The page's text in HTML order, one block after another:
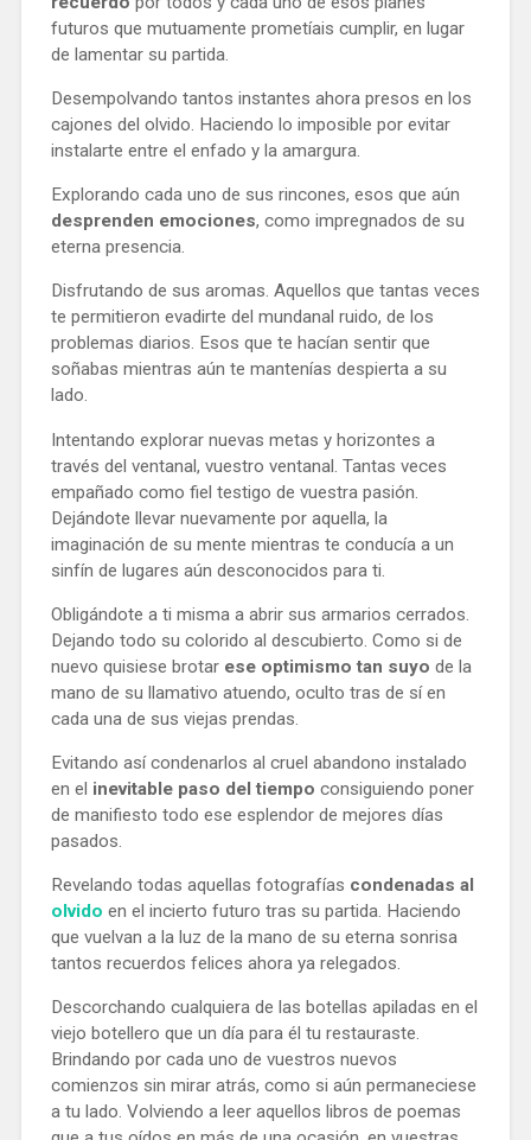
futuros que mutuamente prometíais cumplir, en lugar
de lamentar su partida.
Desempolvando tantos instantes ahora presos en los
cajones del olvido. Haciendo lo imposible por evitar
instalarte entre el enfado y la amargura.
Explorando cada uno de sus rincones, esos que aún
desprenden emociones, como impregnados de su
eterna presencia.
Disfrutando de sus aromas. Aquellos que tantas veces
te permitieron evadirte del mundanal ruido, de los
problemas diarios. Esos que te hacían sentir que
soñabas mientras aún te mantenías despierta a su
lado.
Intentando explorar nuevas metas y horizontes a
través del ventanal, vuestro ventanal. Tantas veces
empañado como fiel testigo de vuestra pasión.
Dejándote llevar nuevamente por aquella, la
imaginación de su mente mientras te conducía a un
sinfín de lugares aún desconocidos para ti.
Obligándote a ti misma a abrir sus armarios cerrados.
Dejando todo su colorido al descubierto. Como si de
nuevo quisiese brotar ese optimismo tan suyo de la
mano de su llamativo atuendo, oculto tras de sí en
cada una de sus viejas prendas.
Evitando así condenarlos al cruel abandono instalado
en el inevitable paso del tiempo consiguiendo poner
de manifiesto todo ese esplendor de mejores días
pasados.
Revelando todas aquellas fotografías condenadas al
olvido en el incierto futuro tras su partida. Haciendo
que vuelvan a la luz de la mano de su eterna sonrisa
tantos recuerdos felices ahora ya relegados.
Descorchando cualquiera de las botellas apiladas en el
viejo botellero que un día para él tu restauraste.
Brindando por cada uno de vuestros nuevos
comienzos sin mirar atrás, como si aún permaneciese
a tu lado. Volviendo a leer aquellos libros de poemas